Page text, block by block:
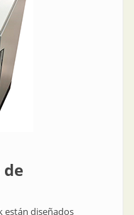
están diseñados